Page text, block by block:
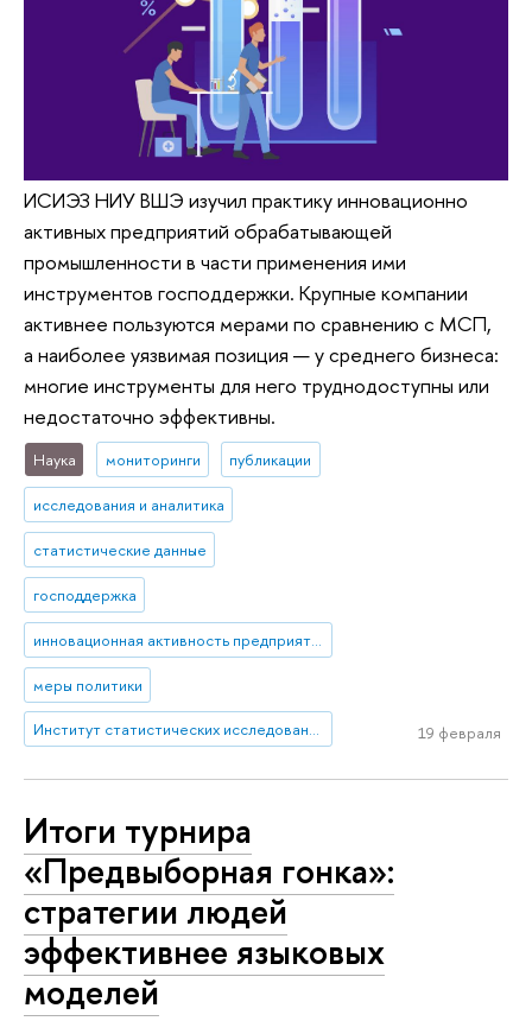
ИСИЭЗ НИУ ВШЭ изучил практику инновационно
активных предприятий обрабатывающей
промышленности в части применения ими
инструментов господдержки. Крупные компании
активнее пользуются мерами по сравнению с МСП,
а наиболее уязвимая позиция — у среднего бизнеса:
многие инструменты для него труднодоступны или
недостаточно эффективны.
Наука мониторинги публикации
исследования и аналитика
статистические данные
господдержка
инновационная активность предприятий
меры политики
Институт статистических исследований и экономики знаний 19 февраля
Итоги турнира
«Предвыборная гонка»:
стратегии людей
эффективнее языковых
моделей